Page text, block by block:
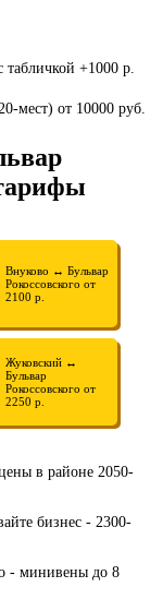
+1000 р.
мест) от 10000 руб.
Внуково ↔ Бульвар
Рокоссовского от
2100 р.
Жуковский ↔
Бульвар
Рокоссовского от
2250 р.
в районе 2050-
бизнес - 2300-
- минивены до 8